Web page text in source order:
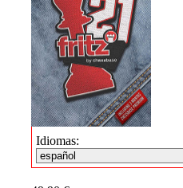
Idiomas: